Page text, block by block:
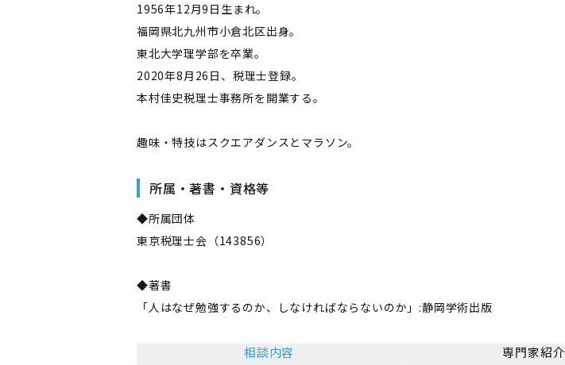
1956年12月9日生まれ。
福岡県北九州市小倉北区出身。
東北大学理学部を卒業。
2020年8月26日、税理士登録。
本村佳史税理士事務所を開業する。
趣味・特技はスクエアダンスとマラソン。
所属・著書・資格等
◆所属団体
東京税理士会（143856）
◆著書
「人はなぜ勉強するのか、しなければならないのか」:静岡学術出版
相談内容 専門家紹介